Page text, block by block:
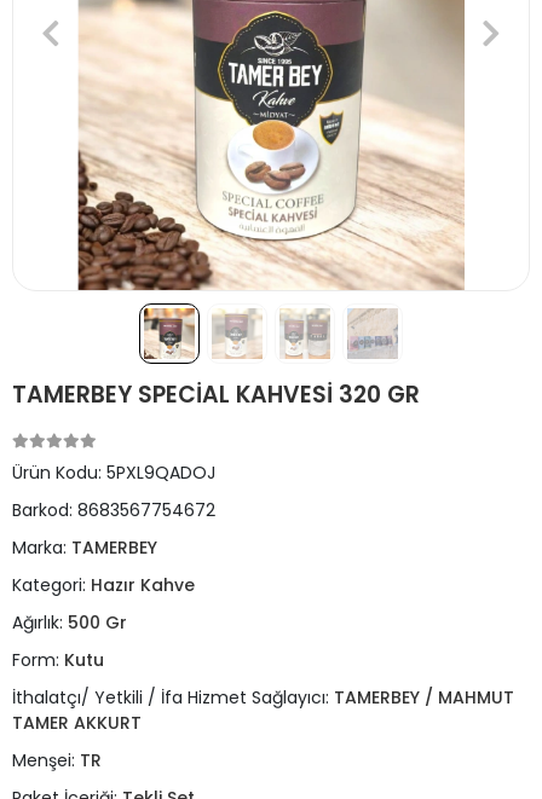
TAMERBEY SPECİAL KAHVESİ 320 GR
Ürün Kodu: 5PXL9QADOJ
Barkod: 8683567754672
Marka: TAMERBEY
Kategori: Hazır Kahve
Ağırlık: 500 Gr
Form: Kutu
İthalatçı/ Yetkili / İfa Hizmet Sağlayıcı: TAMERBEY / MAHMUT
TAMER AKKURT
Menşei: TR